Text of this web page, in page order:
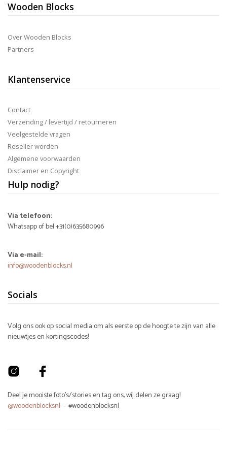
Wooden Blocks
Over Wooden Blocks
Partners
Klantenservice
Contact
Verzending / levertijd / retourneren
Veelgestelde vragen
Reseller worden
Algemene voorwaarden
Disclaimer en Copyright
Hulp nodig?
Via telefoon:
Whatsapp of bel +31(0)635680996
Via e-mail:
info@woodenblocks.nl
Socials
Volg ons ook op social media om als eerste op de hoogte te zijn van alle
nieuwtjes en kortingscodes!
Deel je mooiste foto's/stories en tag ons, wij delen ze graag!
@woodenblocksnl - #woodenblocksnl